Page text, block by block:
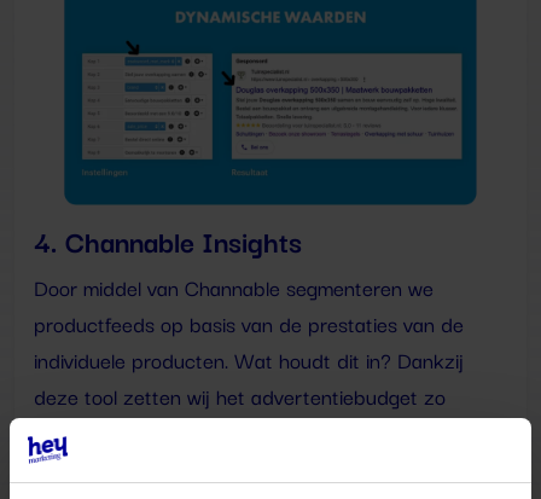
4. Channable Insights
Door middel van Channable segmenteren we
productfeeds op basis van de prestaties van de
individuele producten. Wat houdt dit in? Dankzij
deze tool zetten wij het advertentiebudget zo
efficiënt mogelijk in: